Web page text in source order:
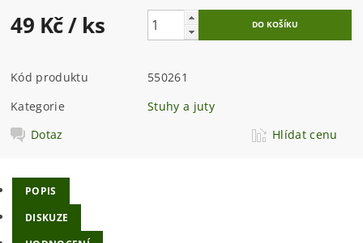
49 Kč/ ks
Kód produktu
550261
Kategorie
Stuhy a juty
Dotaz
Hlídat cenu
POPIS
DISKUZE